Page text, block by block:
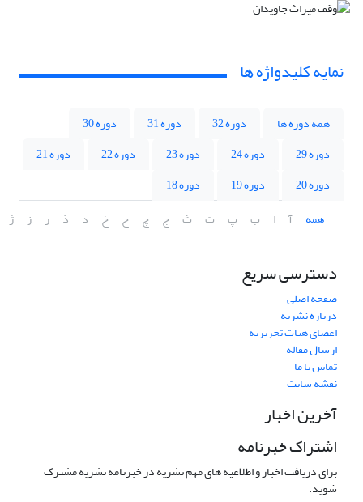
نمایه کلیدواژه ها
همه دوره ها دوره 32 دوره 31
دوره 30
دوره 29
دوره 24 دوره 23 دوره 22
دوره 21
دوره 20
دوره 19
دوره 18
همه
آ ا ب پ ت ث ج چ ح خ د ذ ر ز ژ
دسترسی سریع
صفحه اصلی
درباره نشریه
اعضای هیات تحریریه
ارسال مقاله
تماس با ما
نقشه سایت
آخرین اخبار
اشتراک خبرنامه
برای دریافت اخبار و اطلاعیه های مهم نشریه در خبرنامه نشریه مشترک
شوید.